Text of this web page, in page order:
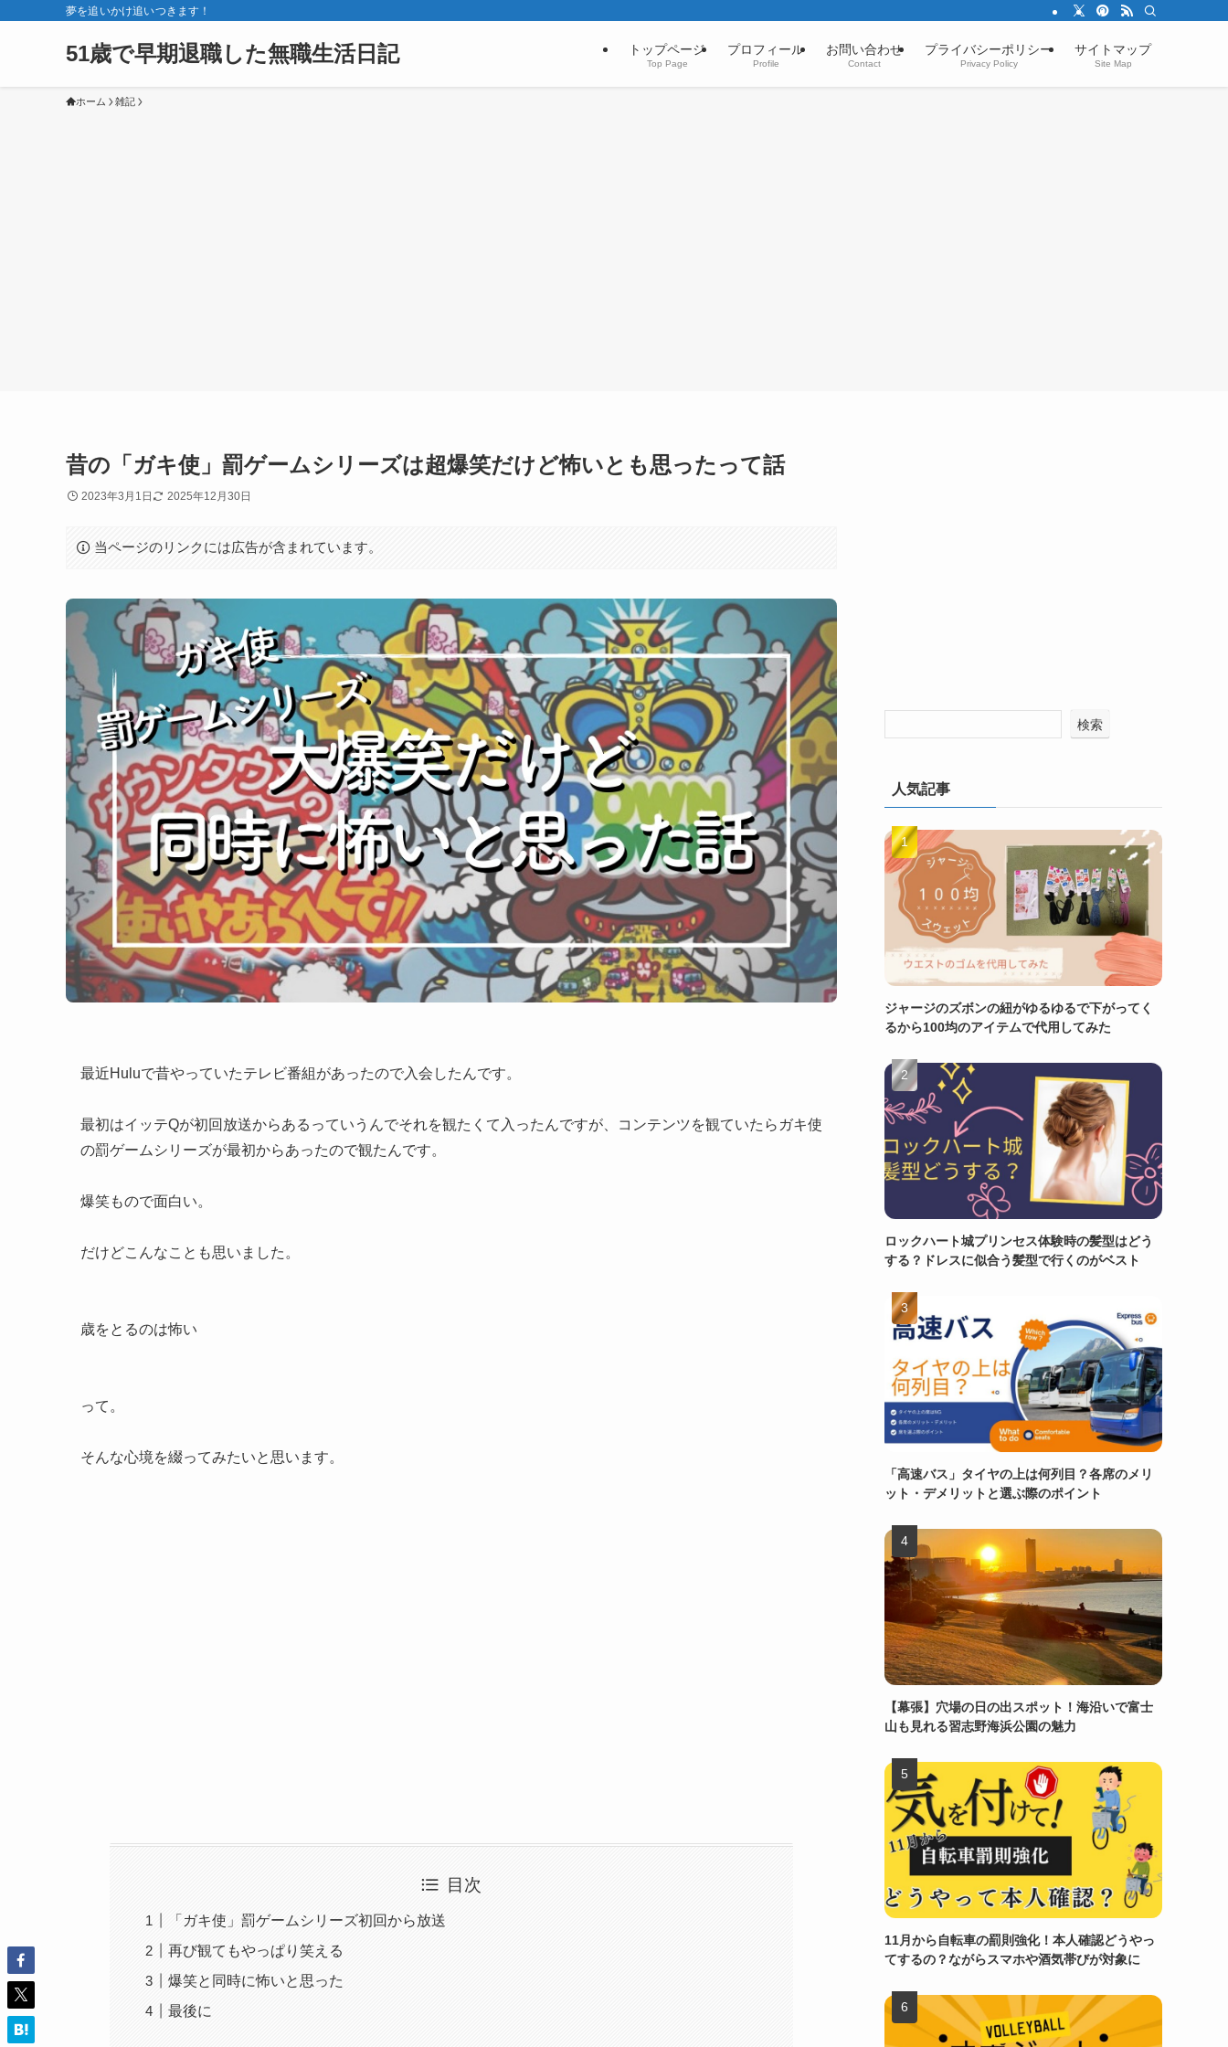
夢を追いかけ追いつきます！
51歳で早期退職した無職生活日記 トップページ
Top Page
プロフィール
Profile
お問い合わせ
Contact
プライバシーポリシー
Privacy Policy
サイトマップ
Site Map
ホーム 雑記
昔の「ガキ使」罰ゲームシリーズは超爆笑だけど怖いとも思ったって話
2023年3月1日 2025年12月30日
当ページのリンクには広告が含まれています。
最近Huluで昔やっていたテレビ番組があったので入会したんです。
最初はイッテQが初回放送からあるっていうんでそれを観たくて入ったんですが、コンテンツを観ていたらガキ使
の罰ゲームシリーズが最初からあったので観たんです。
爆笑もので面白い。
だけどこんなことも思いました。
歳をとるのは怖い
って。
そんな心境を綴ってみたいと思います。
目次
「ガキ使」罰ゲームシリーズ初回から放送
再び観てもやっぱり笑える
爆笑と同時に怖いと思った
最後に
検索
人気記事
ジャージのズボンの紐がゆるゆるで下がってく
るから100均のアイテムで代用してみた
ロックハート城プリンセス体験時の髪型はどう
する？ドレスに似合う髪型で行くのがベスト
「高速バス」タイヤの上は何列目？各席のメリ
ット・デメリットと選ぶ際のポイント
【幕張】穴場の日の出スポット！海沿いで富士
山も見れる習志野海浜公園の魅力
11月から自転車の罰則強化！本人確認どうやっ
てするの？ながらスマホや酒気帯びが対象に